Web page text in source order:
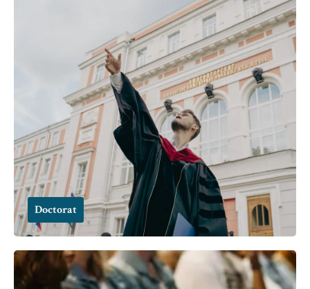
Doctorat